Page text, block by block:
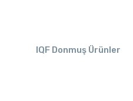
IQF Donmuş Ürünler